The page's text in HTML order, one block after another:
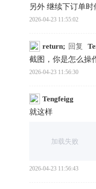
另外 继续下订单
2026-04-23 11:55:02
return; 回复
截图，你是怎么操
2026-04-23 11:56:30
Tengfeigg
就这样
加载失败
2026-04-23 11:56:43